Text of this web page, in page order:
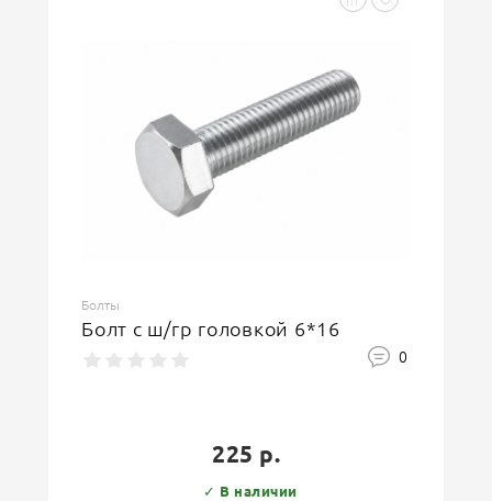
Болты
Болт с ш/гр головкой 6*16
0
225 р.
✓ В наличии